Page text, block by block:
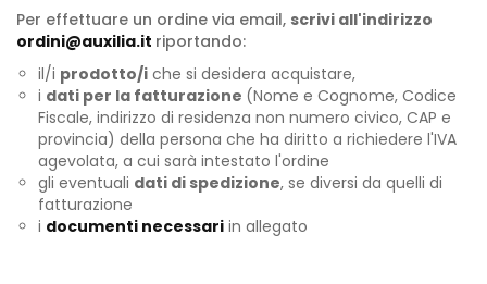
Per effettuare un ordine via email, scrivi all'indirizzo
ordini@auxilia.it riportando:
il/i prodotto/i che si desidera acquistare,
i dati per la fatturazione (Nome e Cognome, Codice
Fiscale, indirizzo di residenza non numero civico, CAP e
provincia) della persona che ha diritto a richiedere l'IVA
agevolata, a cui sarà intestato l'ordine
gli eventuali dati di spedizione, se diversi da quelli di
fatturazione
i documenti necessari in allegato